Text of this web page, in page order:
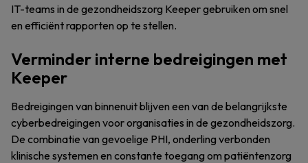
IT-teams in de gezondheidszorg Keeper gebruiken om snel
en efficiënt rapporten op te stellen.
Verminder interne bedreigingen met
Keeper
Bedreigingen van binnenuit blijven een van de belangrijkste
cyberbedreigingen voor organisaties in de gezondheidszorg.
De combinatie van gevoelige PHI, onderling verbonden
klinische systemen en constante toegang om patiëntenzorg